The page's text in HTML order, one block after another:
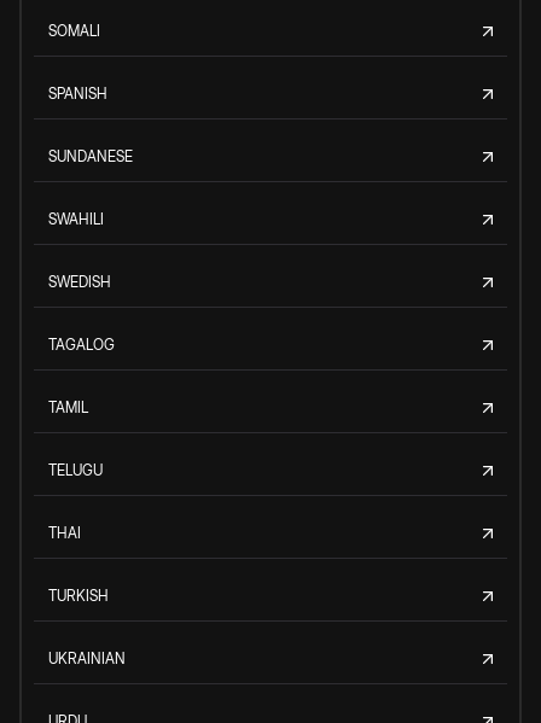
SOMALI
SPANISH
SUNDANESE
SWAHILI
SWEDISH
TAGALOG
TAMIL
TELUGU
THAI
TURKISH
UKRAINIAN